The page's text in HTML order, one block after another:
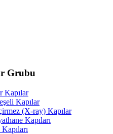
Grubu
Kapılar
Kapılar
(X-ray) Kapılar
Kapıları